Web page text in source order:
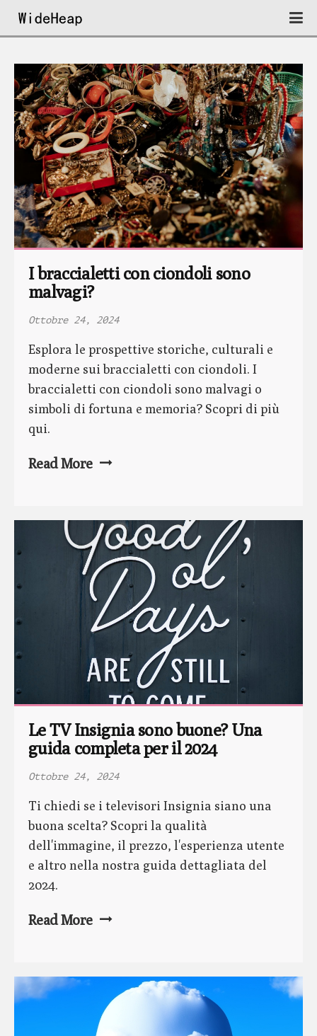
I braccialetti con ciondoli sono
malvagi?
Ottobre 24, 2024
Esplora le prospettive storiche, culturali e
moderne sui braccialetti con ciondoli. I
braccialetti con ciondoli sono malvagi o
simboli di fortuna e memoria? Scopri di più
qui.
Read More
Le TV Insignia sono buone? Una
guida completa per il 2024
Ottobre 24, 2024
Ti chiedi se i televisori Insignia siano una
buona scelta? Scopri la qualità
dell'immagine, il prezzo, l'esperienza utente
e altro nella nostra guida dettagliata del
2024.
Read More